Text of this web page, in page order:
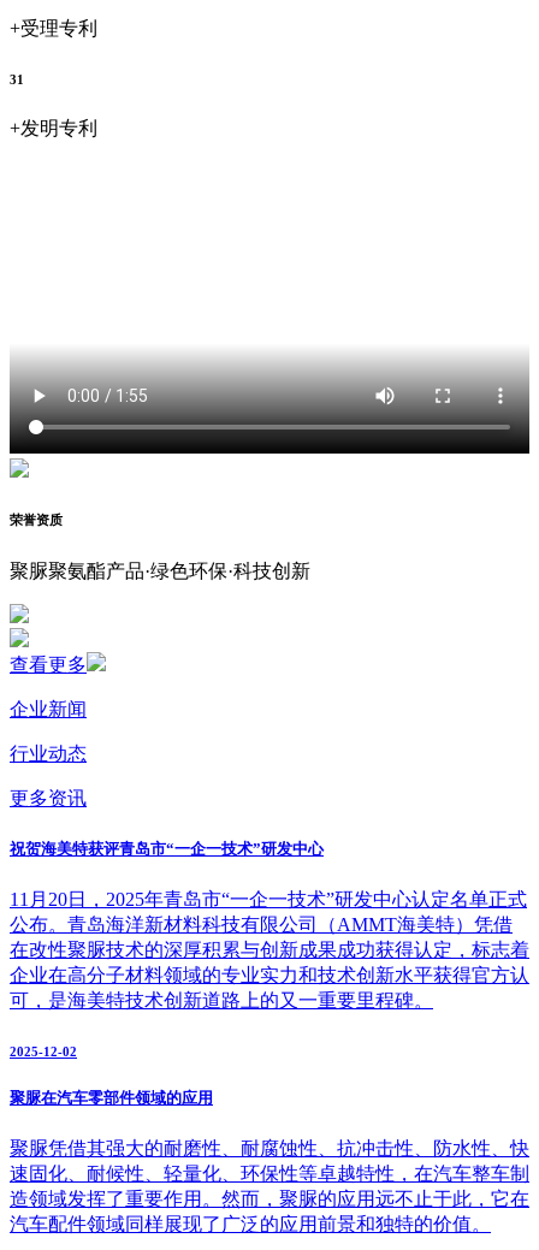
+受理专利
31
+发明专利
荣誉资质
聚脲聚氨酯产品·绿色环保·科技创新
查看更多
企业新闻
行业动态
更多资讯
祝贺海美特获评青岛市“一企一技术”研发中心
11月20日，2025年青岛市“一企一技术”研发中心认定名单正式
公布。青岛海洋新材料科技有限公司（AMMT海美特）凭借
在改性聚脲技术的深厚积累与创新成果成功获得认定，标志着
企业在高分子材料领域的专业实力和技术创新水平获得官方认
可，是海美特技术创新道路上的又一重要里程碑。
2025-12-02
聚脲在汽车零部件领域的应用
聚脲凭借其强大的耐磨性、耐腐蚀性、抗冲击性、防水性、快
速固化、耐候性、轻量化、环保性等卓越特性，在汽车整车制
造领域发挥了重要作用。然而，聚脲的应用远不止于此，它在
汽车配件领域同样展现了广泛的应用前景和独特的价值。